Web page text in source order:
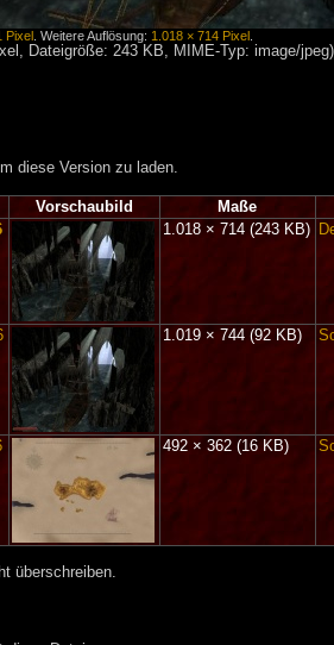
Pixel. Weitere Auflösung: 1.018 × 714 Pixel.
Dateigröße: 243 KB, MIME-Typ: image/jpeg)
diese Version zu laden.
Vorschaubild Maße
1.018 × 714(243 KB)
1.019 × 744(92 KB)
492 × 362(16 KB)
überschreiben.